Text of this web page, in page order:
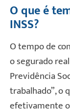
O que é
INSS?
O tempo de
o segurado
Previdência
trabalhado”, o
efetivamente